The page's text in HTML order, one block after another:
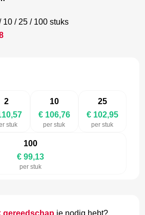
10 / 25 / 100 stuks
2
stuk
10
€ 106,76
per stuk
25
€ 102,95
per stuk
100
€ 99,13
per stuk